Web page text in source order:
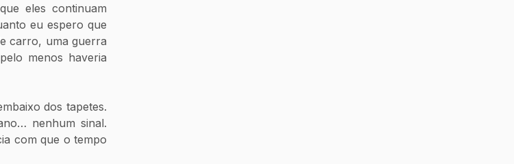
eles continuam
eu espero que
carro, uma guerra
menos haveria
dos tapetes.
nenhum sinal.
com que o tempo